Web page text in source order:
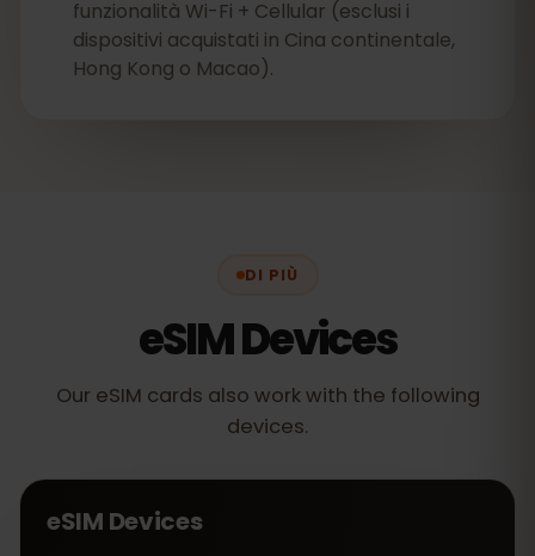
funzionalità Wi-Fi + Cellular (esclusi i
dispositivi acquistati in Cina continentale,
Hong Kong o Macao).
DI PIÙ
eSIM Devices
Our eSIM cards also work with the following
devices.
eSIM Devices